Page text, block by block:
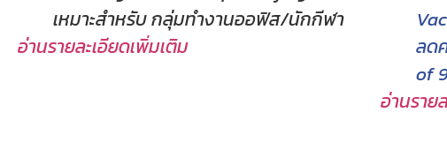
เหมาะสำหรับ กลุ่มทำงานออฟิส/นักกีฬา
อ่านรายละเอียดเพิ่มเติม
ลด
of
อ่านราย